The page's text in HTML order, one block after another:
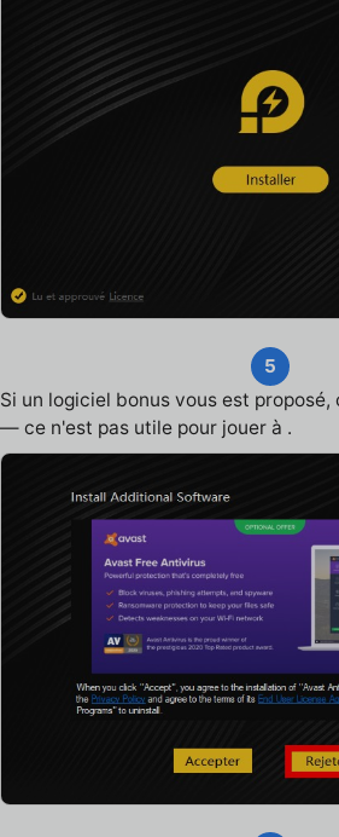
5
Si un logiciel bonus vous est proposé,
— ce n'est pas utile pour jouer à .